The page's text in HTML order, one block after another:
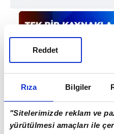
Rıza Bilgiler
"Sitelerimizde reklam ve
yürütülmesi amaçları ile
Reddet